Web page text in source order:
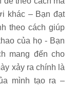
khác – Bạn đạt
theo cách giúp
của họ - Bạn
mang đến cho
xảy ra chính là
mình tạo ra –